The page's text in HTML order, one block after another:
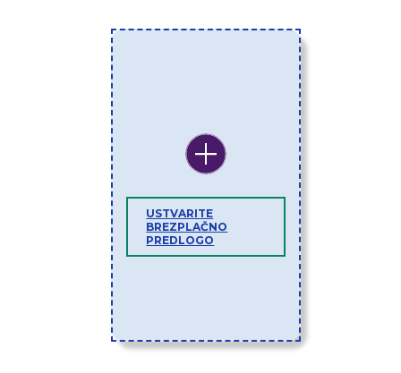
USTVARITE
BREZPLAČNO
PREDLOGO